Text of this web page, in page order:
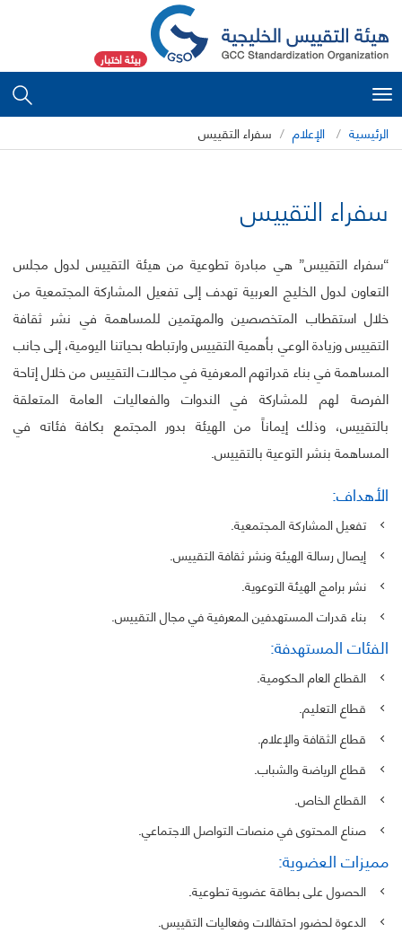
بيئة اختبار
Toggle
navigation
الرئيسية الإعلام سفراء التقييس
سفراء التقييس
“سفراء التقييس” هي مبادرة تطوعية من هيئة التقييس لدول مجلس
التعاون لدول الخليج العربية تهدف إلى تفعيل المشاركة المجتمعية من
خلال استقطاب المتخصصين والمهتمين للمساهمة في نشر ثقافة
التقييس وزيادة الوعي بأهمية التقييس وارتباطه بحياتنا اليومية، إلى جانب
المساهمة في بناء قدراتهم المعرفية في مجالات التقييس من خلال إتاحة
الفرصة لهم للمشاركة في الندوات والفعاليات العامة المتعلقة
بالتقييس، وذلك إيماناً من الهيئة بدور المجتمع بكافة فئاته في
المساهمة بنشر التوعية بالتقييس.
الأهداف:
تفعيل المشاركة المجتمعية.
إيصال رسالة الهيئة ونشر ثقافة التقييس.
نشر برامج الهيئة التوعوية.
بناء قدرات المستهدفين المعرفية في مجال التقييس.
الفئات المستهدفة:
القطاع العام الحكومية.
قطاع التعليم.
قطاع الثقافة والإعلام.
قطاع الرياضة والشباب.
القطاع الخاص.
صناع المحتوى في منصات التواصل الاجتماعي.
مميزات العضوية:
الحصول على بطاقة عضوية تطوعية.
الدعوة لحضور احتفالات وفعاليات التقييس.